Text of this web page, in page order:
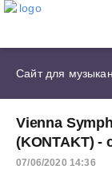
Сайт для
Vienna
(KONTAKT)
07/06/2020 14:36